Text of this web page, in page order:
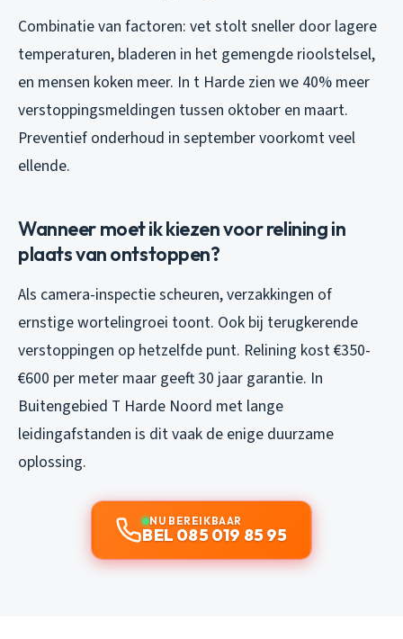
Combinatie van factoren: vet stolt sneller door lagere
temperaturen, bladeren in het gemengde rioolstelsel,
en mensen koken meer. In t Harde zien we 40% meer
verstoppingsmeldingen tussen oktober en maart.
Preventief onderhoud in september voorkomt veel
ellende.
Wanneer moet ik kiezen voor relining in
plaats van ontstoppen?
Als camera-inspectie scheuren, verzakkingen of
ernstige wortelingroei toont. Ook bij terugkerende
verstoppingen op hetzelfde punt. Relining kost €350-
€600 per meter maar geeft 30 jaar garantie. In
Buitengebied T Harde Noord met lange
leidingafstanden is dit vaak de enige duurzame
oplossing.
NU BEREIKBAAR
BEL 085 019 85 95